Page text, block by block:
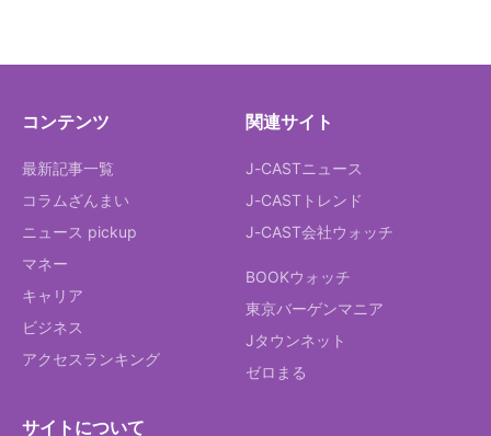
コンテンツ
最新記事一覧
コラムざんまい
ニュース pickup
マネー
キャリア
ビジネス
アクセスランキング
関連サイト
J-CASTニュース
J-CASTトレンド
J-CAST会社ウォッチ
BOOKウォッチ
東京バーゲンマニア
Jタウンネット
ゼロまる
サイトについて